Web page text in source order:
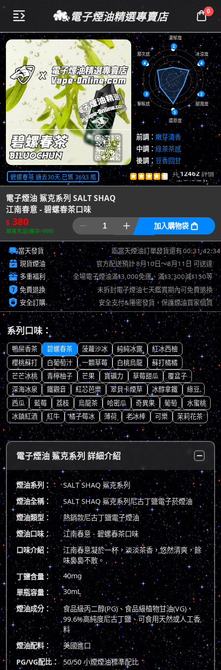
 電子煙油精選專賣店 0
2
4
2
5
3
4
濃郁度
冰涼度
甜潤度
還原度
擊喉感
層次感
前調： 嫩芽清香
中調：綠茶茶感
後調： 豆香回甘
碧螺春茶 過去30天 已售 3693 瓶      共12462 評價
查看評價
電子煙油 鯊克系列 SALT SHAQ
江南春意 - 碧螺春茶口味
$ 380
現貨充足(庫存>999)
  加入購物袋 
當天發貨 距當天煙油訂單發貨還有00:31:41:62
 現貨煙油 官方配送預計8月10日～8月11日 可送達
 多重福利 全場電子煙油滿$3,000免運、滿$3,300減$150等
 免費退換 未拆封電子煙油七天鑑賞期內可免費退換
 安全訂購 安全支付&隱密發貨，保護煙油買家個資
系列口味：
鴨屎香茶 碧螺春茶 菠蘿沙冰 純純冰露
紅冰西柚
櫻桃蘇打
白葡萄汁 一顆草莓 白桃烏龍
蘇打橘橘
芒芒冰桃
青檸柚子 芒果 寶礦力 草莓甜瓜
覆盆子
深海冰泉
鐵觀音 紅芯芭樂 翠貝卡煙草 冰醇拿鐵
綠豆
西瓜
藍莓 荔枝 烏龍茶 哈密瓜 奇異果 葡萄
水蜜桃
冰鎮紅酒
紅牛 橘子莓冰 薄荷 老冰棒 可樂 茉莉花茶
電子煙油 鯊克系列 詳細介紹
煙油系列：
SALT SHAQ 鯊克系列
煙油全稱：
SALT SHAQ 鯊克系列尼古丁鹽電子菸煙油
煙油類型：
熱銷款尼古丁鹽電子煙油
煙油口味：
江南春意 - 碧螺春茶口味
口味介紹：
江南春意凝於一杯，淡淡茶香，悠然清爽，餘
味裊裊不散。
丁鹽含量：
40mg
單瓶容量：
30mL
煙油成分：
食品級丙二醇(PG)、食品級植物甘油(VG)、
99.6%高純度尼古丁鹽、可食用天然或人工香
料
煙油配料：
美國進口
PG/VG配比： 50/50 小煙煙油標準配比